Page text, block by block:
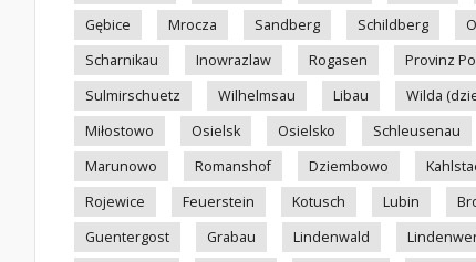
Gębice
Mrocza Sandberg Schildberg
Scharnikau
Inowrazlaw Rogasen Provinz
Sulmirschuetz
Wilhelmsau Libau Wilda
Miłostowo
Osielsk Osielsko Schleusenau
Marunowo
Romanshof Dziembowo
Rojewice
Feuerstein Kotusch Lubin
Guentergost
Grabau Lindenwald